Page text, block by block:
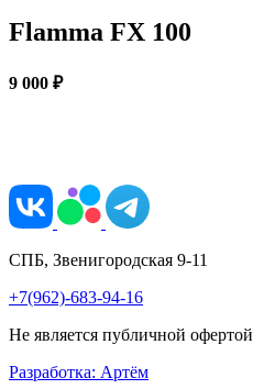
Flamma FX 100
9 000 ₽
СПБ, Звенигородская 9-11
+7(962)-683-94-16
Не является публичной офертой
Разработка: Артём